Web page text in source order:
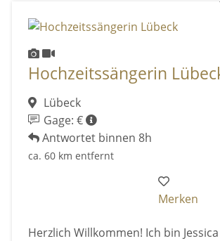
Hochzeitssängerin
Lübeck
Gage: €
Antwortet binnen 8h
ca. 60 km entfernt
Merken
Herzlich Willkommen! Ich bin